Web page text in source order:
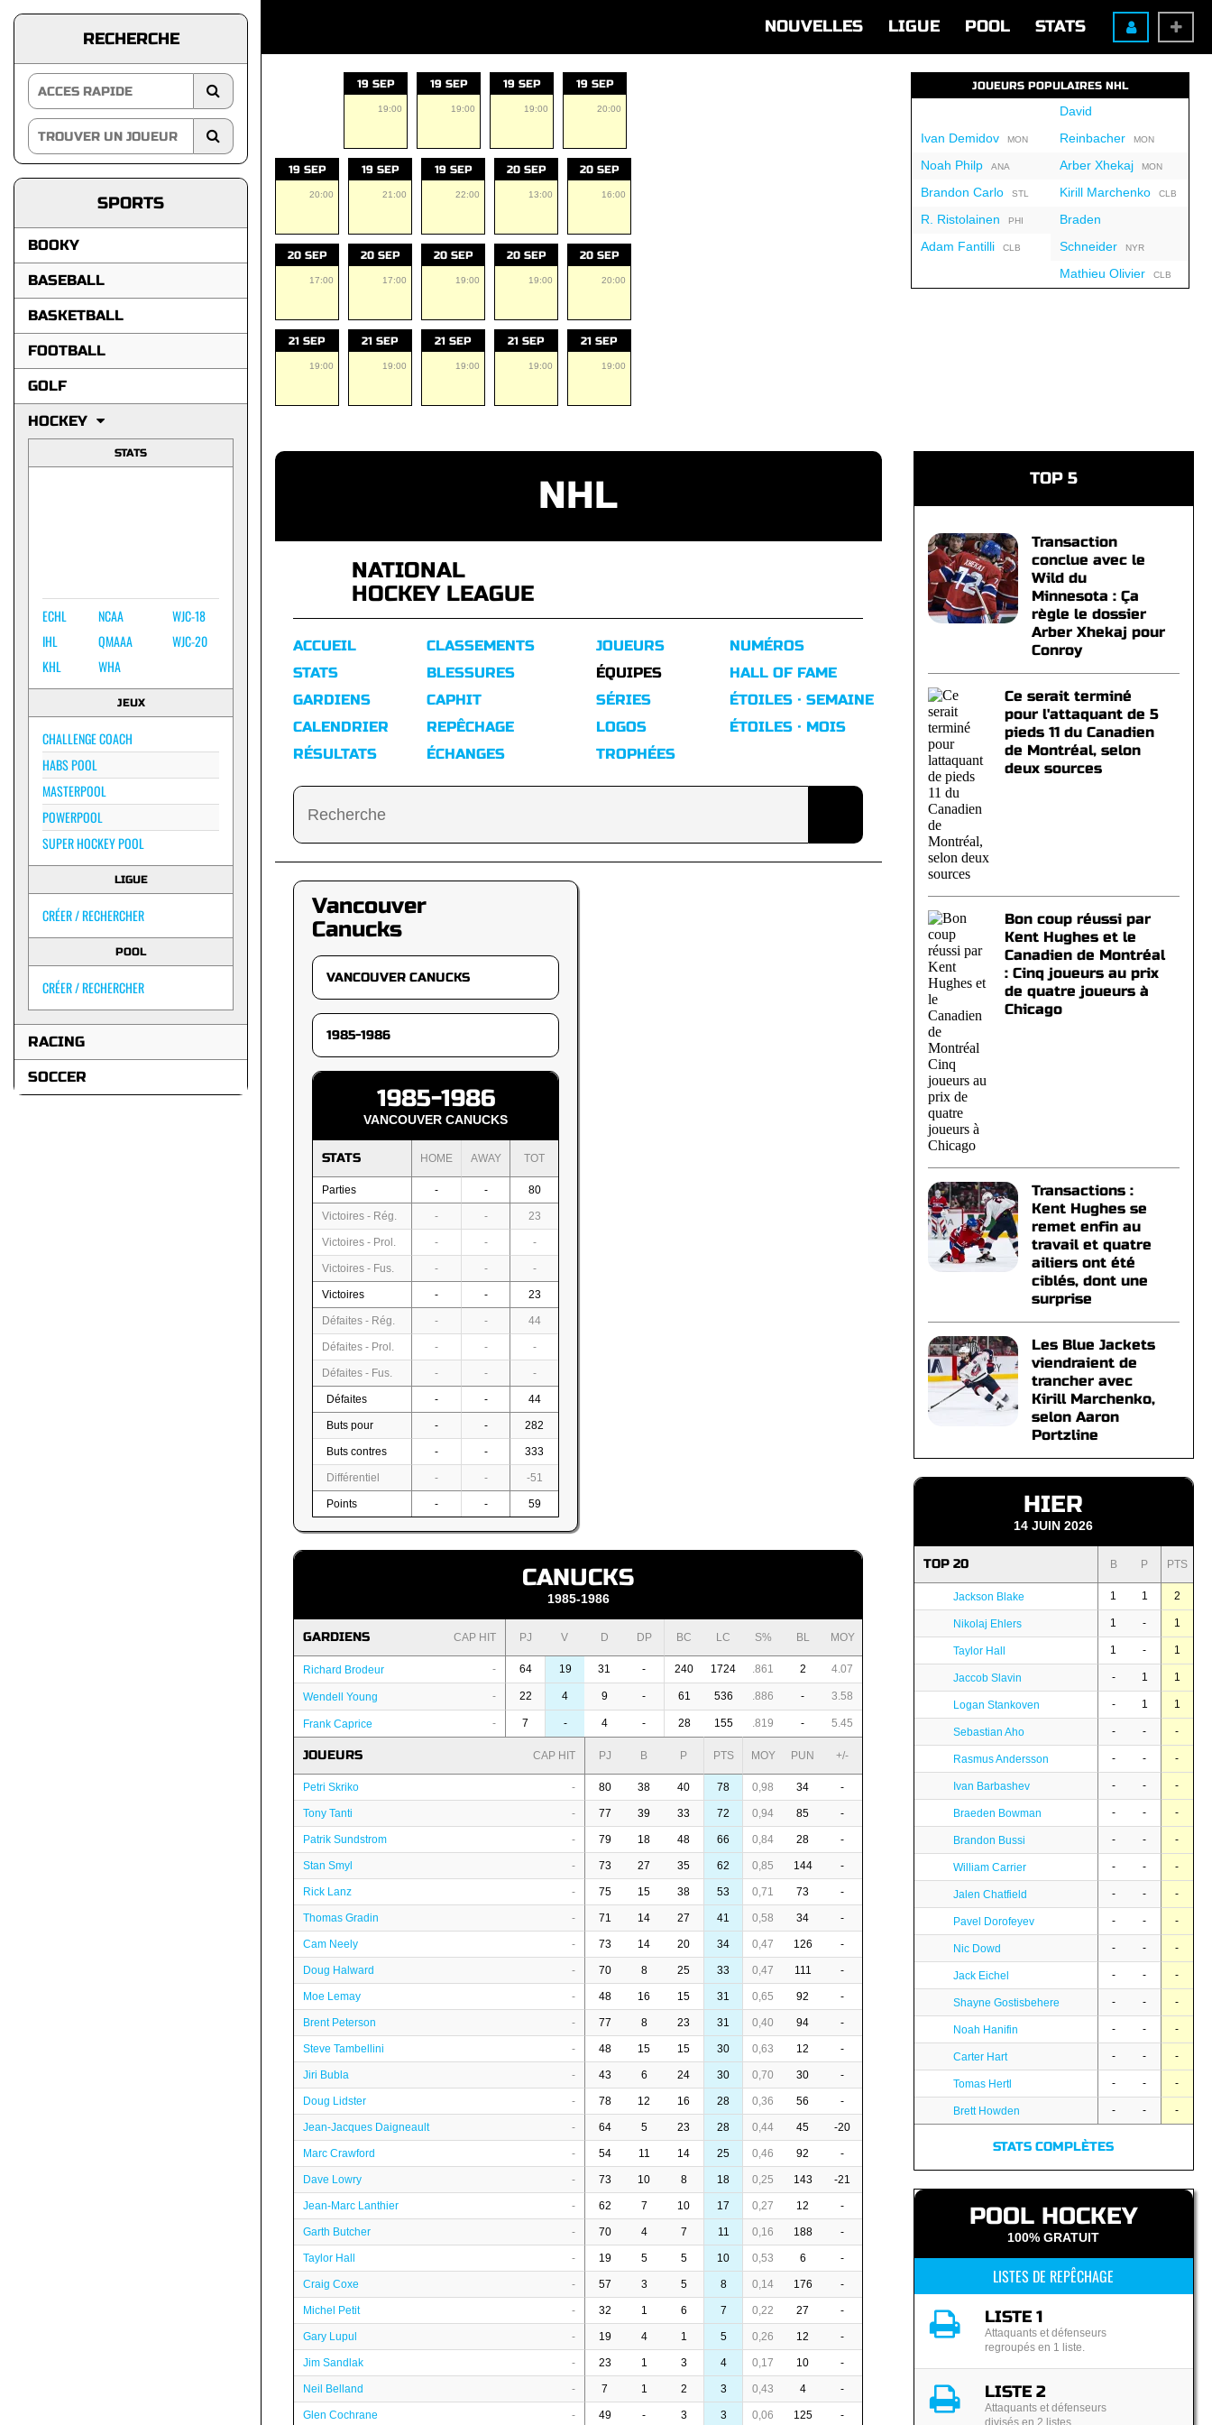
NOUVELLES LIGUE POOL STATS
RECHERCHE
SPORTS
BOOKY
BASEBALL
BASKETBALL
FOOTBALL
GOLF
HOCKEY
STATS
ECHL
IHL
KHL
NCAA
QMAAA
WHA
WJC-18
WJC-20
JEUX
CHALLENGE COACH
HABS POOL
MASTERPOOL
POWERPOOL
SUPER HOCKEY POOL
LIGUE
CRÉER / RECHERCHER
POOL
CRÉER / RECHERCHER
RACING
SOCCER
19 SEP
19:00
19 SEP
19:00
19 SEP
19:00
19 SEP
20:00
19 SEP
20:00
19 SEP
21:00
19 SEP
22:00
20 SEP
13:00
20 SEP
16:00
20 SEP
17:00
20 SEP
17:00
20 SEP
19:00
20 SEP
19:00
20 SEP
20:00
21 SEP
19:00
21 SEP
19:00
21 SEP
19:00
21 SEP
19:00
21 SEP
19:00
JOUEURS POPULAIRES NHL
Ivan DemidovMON
Noah PhilpANA
Brandon CarloSTL
R. Ristolainen PHI
Adam FantilliCLB
David
ReinbacherMON
Arber XhekajMON
Kirill MarchenkoCLB
Braden
SchneiderNYR
Mathieu OlivierCLB
NHL
NATIONAL
HOCKEY LEAGUE
ACCUEIL
STATS
GARDIENS
CALENDRIER
RÉSULTATS
CLASSEMENTS
BLESSURES
CAPHIT
REPÊCHAGE
ÉCHANGES
JOUEURS
ÉQUIPES
SÉRIES
LOGOS
TROPHÉES
NUMÉROS
HALL OF FAME
ÉTOILES · SEMAINE
ÉTOILES · MOIS
Vancouver
Canucks
1985-1986
VANCOUVER CANUCKS
STATS HOME AWAY TOT
Parties - - 80
Victoires - Rég. - - 23
Victoires - Prol. - - -
Victoires - Fus. - - -
Victoires - - 23
Défaites - Rég. - - 44
Défaites - Prol. - - -
Défaites - Fus. - - -
Défaites - - 44
Buts pour - - 282
Buts contres - - 333
Différentiel - - -51
Points - - 59
CANUCKS
1985-1986
GARDIENS CAP HIT PJ V D DP BC LC S% BL MOY
Richard Brodeur - 64 19 31 - 240 1724 .861 2 4.07
Wendell Young - 22 4 9 - 61 536 .886 - 3.58
Frank Caprice - 7 - 4 - 28 155 .819 - 5.45
JOUEURS CAP HIT PJ B P PTS MOY PUN +/-
Petri Skriko - 80 38 40 78 0,98 34 -
Tony Tanti - 77 39 33 72 0,94 85 -
Patrik Sundstrom - 79 18 48 66 0,84 28 -
Stan Smyl - 73 27 35 62 0,85 144 -
Rick Lanz - 75 15 38 53 0,71 73 -
Thomas Gradin - 71 14 27 41 0,58 34 -
Cam Neely - 73 14 20 34 0,47 126 -
Doug Halward - 70 8 25 33 0,47 111 -
Moe Lemay - 48 16 15 31 0,65 92 -
Brent Peterson - 77 8 23 31 0,40 94 -
Steve Tambellini - 48 15 15 30 0,63 12 -
Jiri Bubla - 43 6 24 30 0,70 30 -
Doug Lidster - 78 12 16 28 0,36 56 -
Jean-Jacques Daigneault - 64 5 23 28 0,44 45 -20
Marc Crawford - 54 11 14 25 0,46 92 -
Dave Lowry - 73 10 8 18 0,25 143 -21
Jean-Marc Lanthier - 62 7 10 17 0,27 12 -
Garth Butcher - 70 4 7 11 0,16 188 -
Taylor Hall - 19 5 5 10 0,53 6 -
Craig Coxe - 57 3 5 8 0,14 176 -
Michel Petit - 32 1 6 7 0,22 27 -
Gary Lupul - 19 4 1 5 0,26 12 -
Jim Sandlak - 23 1 3 4 0,17 10 -
Neil Belland - 7 1 2 3 0,43 4 -
Glen Cochrane - 49 - 3 3 0,06 125 -
TOP 5
Transaction
conclue avec le
Wild du
Minnesota : Ça
règle le dossier
Arber Xhekaj pour
Conroy
Ce serait terminé
pour l'attaquant de 5
pieds 11 du Canadien
de Montréal, selon
deux sources
Bon coup réussi par
Kent Hughes et le
Canadien de Montréal
: Cinq joueurs au prix
de quatre joueurs à
Chicago
Transactions :
Kent Hughes se
remet enfin au
travail et quatre
ailiers ont été
ciblés, dont une
surprise
Les Blue Jackets
viendraient de
trancher avec
Kirill Marchenko,
selon Aaron
Portzline
HIER
14 JUIN 2026
TOP 20 B P PTS
Jackson Blake 1 1 2
Nikolaj Ehlers 1 - 1
Taylor Hall 1 - 1
Jaccob Slavin - 1 1
Logan Stankoven - 1 1
Sebastian Aho - - -
Rasmus Andersson - - -
Ivan Barbashev - - -
Braeden Bowman - - -
Brandon Bussi - - -
William Carrier - - -
Jalen Chatfield - - -
Pavel Dorofeyev - - -
Nic Dowd - - -
Jack Eichel - - -
Shayne Gostisbehere - - -
Noah Hanifin - - -
Carter Hart - - -
Tomas Hertl - - -
Brett Howden - - -
STATS COMPLÈTES
POOL HOCKEY
100% GRATUIT
LISTES DE REPÊCHAGE
LISTE 1
Attaquants et défenseurs
regroupés en 1 liste.
LISTE 2
Attaquants et défenseurs
divisés en 2 listes.